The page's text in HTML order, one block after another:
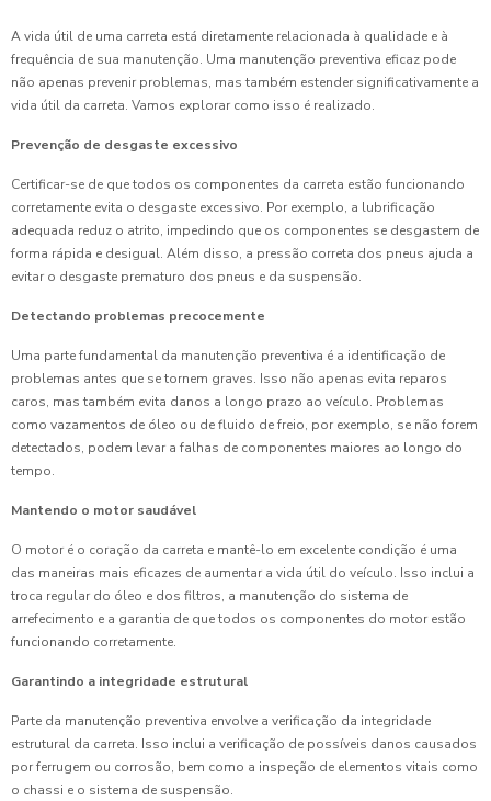
A vida útil de uma carreta está diretamente relacionada à qualidade e à
frequência de sua manutenção. Uma manutenção preventiva eficaz pode
não apenas prevenir problemas, mas também estender significativamente a
vida útil da carreta. Vamos explorar como isso é realizado.
Prevenção de desgaste excessivo
Certificar-se de que todos os componentes da carreta estão funcionando
corretamente evita o desgaste excessivo. Por exemplo, a lubrificação
adequada reduz o atrito, impedindo que os componentes se desgastem de
forma rápida e desigual. Além disso, a pressão correta dos pneus ajuda a
evitar o desgaste prematuro dos pneus e da suspensão.
Detectando problemas precocemente
Uma parte fundamental da manutenção preventiva é a identificação de
problemas antes que se tornem graves. Isso não apenas evita reparos
caros, mas também evita danos a longo prazo ao veículo. Problemas
como vazamentos de óleo ou de fluido de freio, por exemplo, se não forem
detectados, podem levar a falhas de componentes maiores ao longo do
tempo.
Mantendo o motor saudável
O motor é o coração da carreta e mantê-lo em excelente condição é uma
das maneiras mais eficazes de aumentar a vida útil do veículo. Isso inclui a
troca regular do óleo e dos filtros, a manutenção do sistema de
arrefecimento e a garantia de que todos os componentes do motor estão
funcionando corretamente.
Garantindo a integridade estrutural
Parte da manutenção preventiva envolve a verificação da integridade
estrutural da carreta. Isso inclui a verificação de possíveis danos causados
por ferrugem ou corrosão, bem como a inspeção de elementos vitais como
o chassi e o sistema de suspensão.